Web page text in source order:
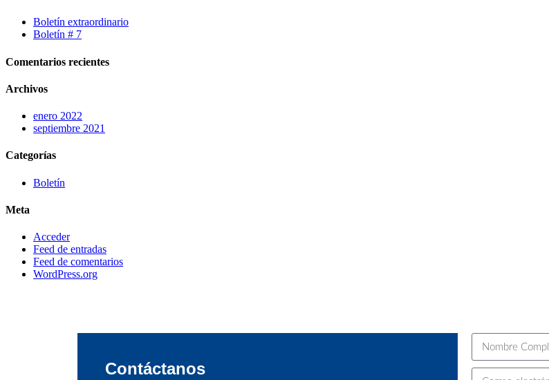
Boletín extraordinario
Boletín # 7
Comentarios recientes
Archivos
enero 2022
septiembre 2021
Categorías
Boletín
Meta
Acceder
Feed de entradas
Feed de comentarios
WordPress.org
Contáctanos